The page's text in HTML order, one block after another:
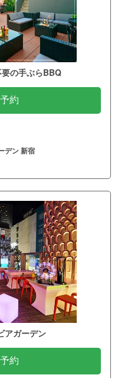
の手ぶらBBQ
約
デン 新宿
アガーデン
約